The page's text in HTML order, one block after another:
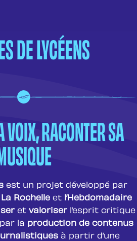
DE LYCÉENS
VOIX, RACONTER SA
est un projet développé par
Rochelle et l’Hebdomadaire
et valoriser l’esprit critique
la production de contenus
à partir d’une